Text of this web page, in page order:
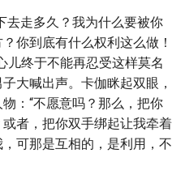
去走多久？我为什么要被你
你到底有什么权利这么做！
儿终于不能再忍受这样莫名
大喊出声。卡伽眯起双眼，
：“不愿意吗？那么，把你
者，把你双手绑起让我牵着
可那是互相的，是利用，不